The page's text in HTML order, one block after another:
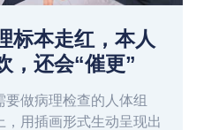
标本走红，本人
，还会“催更”
做病理检查的人体组
用插画形式生动呈现出